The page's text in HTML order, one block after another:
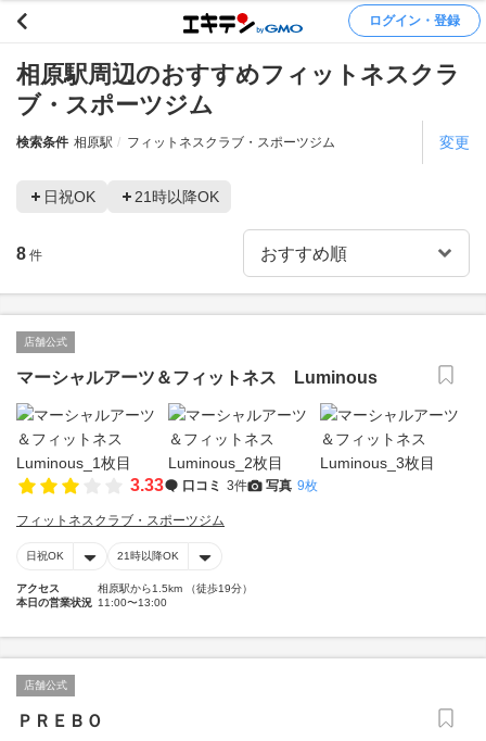
ログイン・登録
相原駅周辺のおすすめフィットネスクラ
ブ・スポーツジム
検索条件 相原駅 フィットネスクラブ・スポーツジム 変更
日祝OK 21時以降OK
8 件
店舗公式
マーシャルアーツ＆フィットネス Luminous
3.33 口コミ 3件 写真 9枚
フィットネスクラブ・スポーツジム
日祝OK 21時以降OK
アクセス
相原駅から1.5km （徒歩19分）
本日の営業状況 11:00〜13:00
店舗公式
ＰＲＥＢＯ